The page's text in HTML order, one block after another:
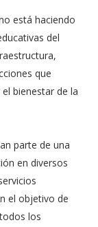
está haciendo
del
que
bienestar de la
parte de una
en diversos
el objetivo de
los